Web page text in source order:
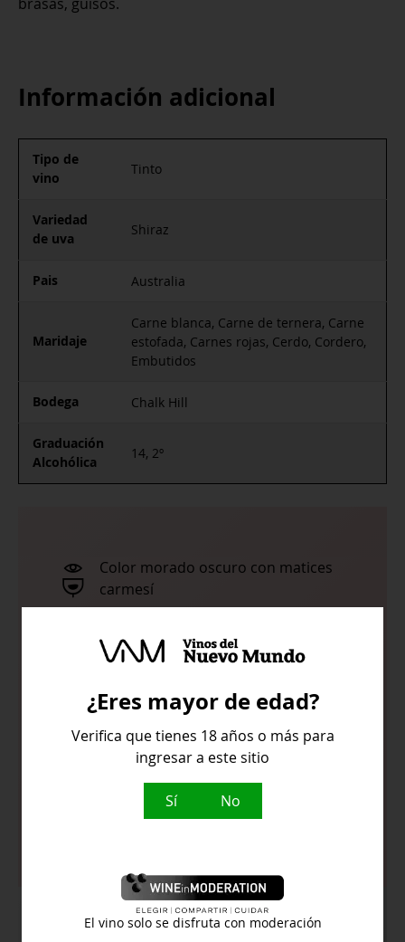
Información adicional
Tipo de
vino
Tinto
Variedad
de uva
Shiraz
Pais Australia
Maridaje
Carne blanca, Carne de ternera, Carne
estofada, Carnes rojas, Cerdo, Cordero,
Embutidos
Bodega Chalk Hill
Graduación
Alcohólica
14, 2º
Color morado oscuro con matices
carmesí
Arándanos, grosellas rojas con
violetas y notas especiadas
Sabores de arándanos, grosellas
rojas y notas florales. Tiene textura y
un final seco y persistente con notas
de avellanas y vainilla.
Temperatura de servicio:15º
¿Eres mayor de edad?
Verifica que tienes 18 años o más para
ingresar a este sitio
Sí No
El vino solo se disfruta con moderación